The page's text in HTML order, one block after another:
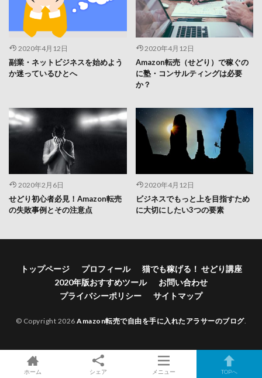
2020年4月12日
副業・ネットビジネスを始めよう
か迷っているひとへ
2020年4月12日
Amazon転売（せどり）で稼ぐの
に塾・コンサルティングは必要
か？
2020年2月6日
せどり初心者必見！Amazon転売
の失敗事例とその注意点
2020年4月12日
ビジネスでもっと上を目指すため
に大切にしたい3つの要素
トップページ プロフィール
猫でも稼げる！ せどり講座
2020年版おすすめツール
お問い合わせ
プライバシーポリシー
サイトマップ
© Copyright 2026Amazon転売で自由を手に入れたアラサーのブログ.
ホーム シェア メニュー TOPへ